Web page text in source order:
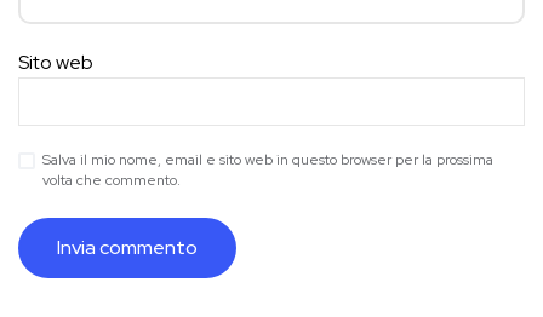
Sito web
Salva il mio nome, email e sito web in questo browser per la prossima
volta che commento.